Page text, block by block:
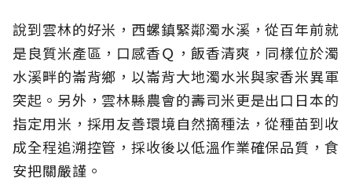
說到雲林的好米，西螺鎮緊鄰濁水溪，從百年前就
是良質米產區，口感香Ｑ，飯香清爽，同樣位於濁
水溪畔的崙背鄉，以崙背大地濁水米與家香米異軍
突起。另外，雲林縣農會的壽司米更是出口日本的
指定用米，採用友善環境自然摘種法，從種苗到收
成全程追溯控管，採收後以低溫作業確保品質，食
安把關嚴謹。